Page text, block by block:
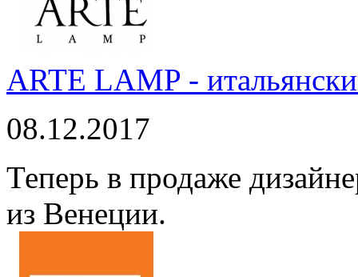
ARTE LAMP -
08.12.2017
Теперь в продаже
из Венеции.